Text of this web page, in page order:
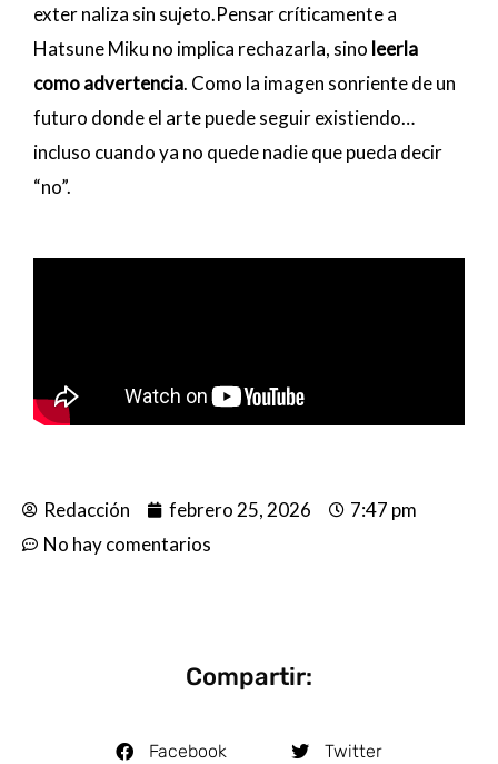
exter naliza sin sujeto.Pensar críticamente a
Hatsune Miku no implica rechazarla, sino leerla
como advertencia. Como la imagen sonriente de un
futuro donde el arte puede seguir existiendo…
incluso cuando ya no quede nadie que pueda decir
“no”.
Redacción febrero 25, 2026
7:47 pm
No hay comentarios
Compartir:
Facebook Twitter